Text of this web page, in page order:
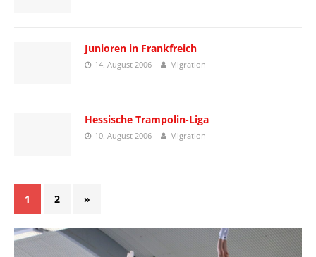
Junioren in Frankfreich
14. August 2006 Migration
Hessische Trampolin-Liga
10. August 2006 Migration
1 2 »